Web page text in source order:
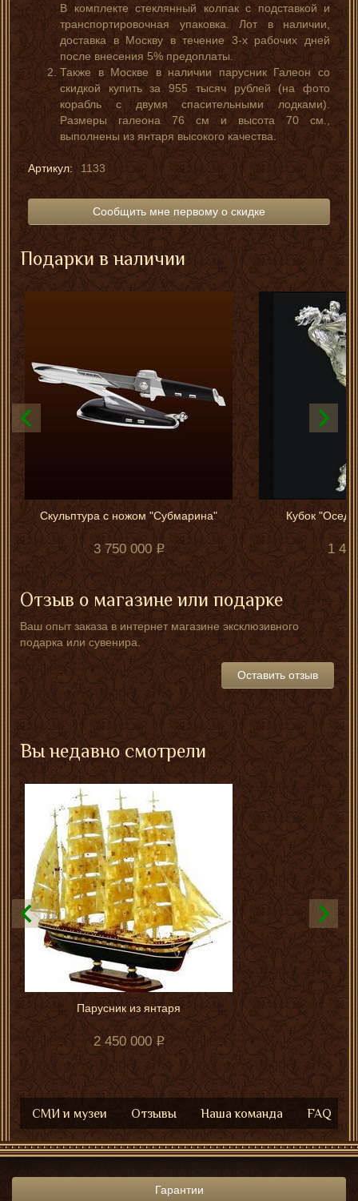
В комплекте стеклянный колпак с подставкой и
транспортировочная упаковка. Лот в наличии,
доставка в Москву в течение 3-х рабочих дней
после внесения 5% предоплаты.
Также в Москве в наличии парусник Галеон со
скидкой купить за 955 тысяч рублей (на фото
корабль с двумя спасительными лодками).
Размеры галеона 76 см и высота 70 см.,
выполнены из янтаря высокого качества.
Артикул: 1133
Сообщить мне первому о скидке
Подарки в наличии
Скульптура с ножом "Субмарина"
3 750 000
Кубок
1
Отзыв о магазине или подарке
Ваш опыт заказа в интернет магазине эксклюзивного
подарка или сувенира.
Оставить отзыв
Вы недавно смотрели
Парусник из янтаря
2 450 000
СМИ и музеи Отзывы Наша команда FAQ
Гарантии